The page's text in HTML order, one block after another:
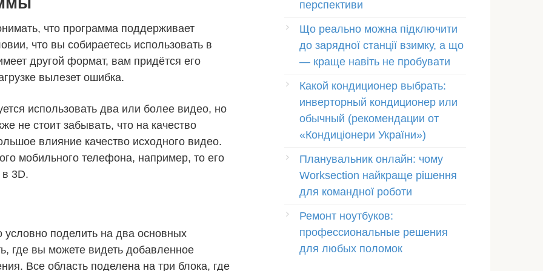
что программа поддерживает
что вы собираетесь использовать в
другой формат, вам придётся его
вылезет ошибка.
использовать два или более видео, но
не стоит забывать, что на качество
влияние качество исходного видео.
мобильного телефона, например, то его
3D.
поделить на два основных
где вы можете видеть добавленное
Все область поделена на три блока, где
перспективи
Що реально можна підключити
до зарядної станції взимку, а що
— краще навіть не пробувати
Какой кондиционер выбрать:
инверторный кондиционер или
обычный (рекомендации от
«Кондиціонери України»)
Планувальник онлайн: чому
Worksection найкраще рішення
для командної роботи
Ремонт ноутбуков:
профессиональные решения
для любых поломок